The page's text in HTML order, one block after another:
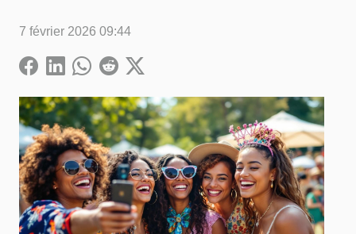
7 février 2026 09:44